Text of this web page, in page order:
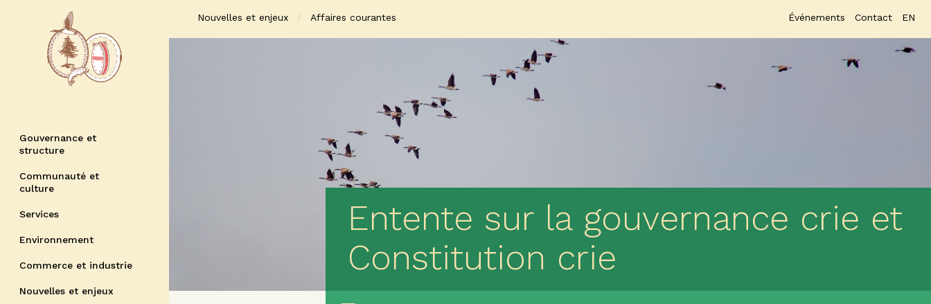
Gouvernance et
structure
Communauté et
culture
Services
Environnement
Commerce et industrie
Nouvelles et enjeux
Nouvelles et enjeux Affaires courantes Événements Contact EN
Entente sur la gouvernance crie et
Constitution crie